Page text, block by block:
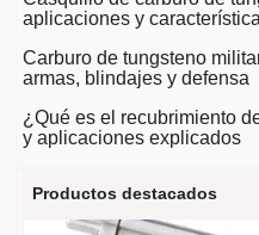
aplicaciones y
Carburo de tungsteno
armas, blindajes y defensa
¿Qué es el recubrimiento
y aplicaciones explicados
Productos destacados